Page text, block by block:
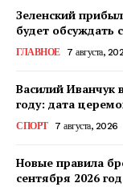
Зеленский
будет обсуждать
ГЛАВНОЕ 7 августа,
Василий Иванчук
году: дата
СПОРТ 7 августа, 2026
Новые правила
сентября 2026